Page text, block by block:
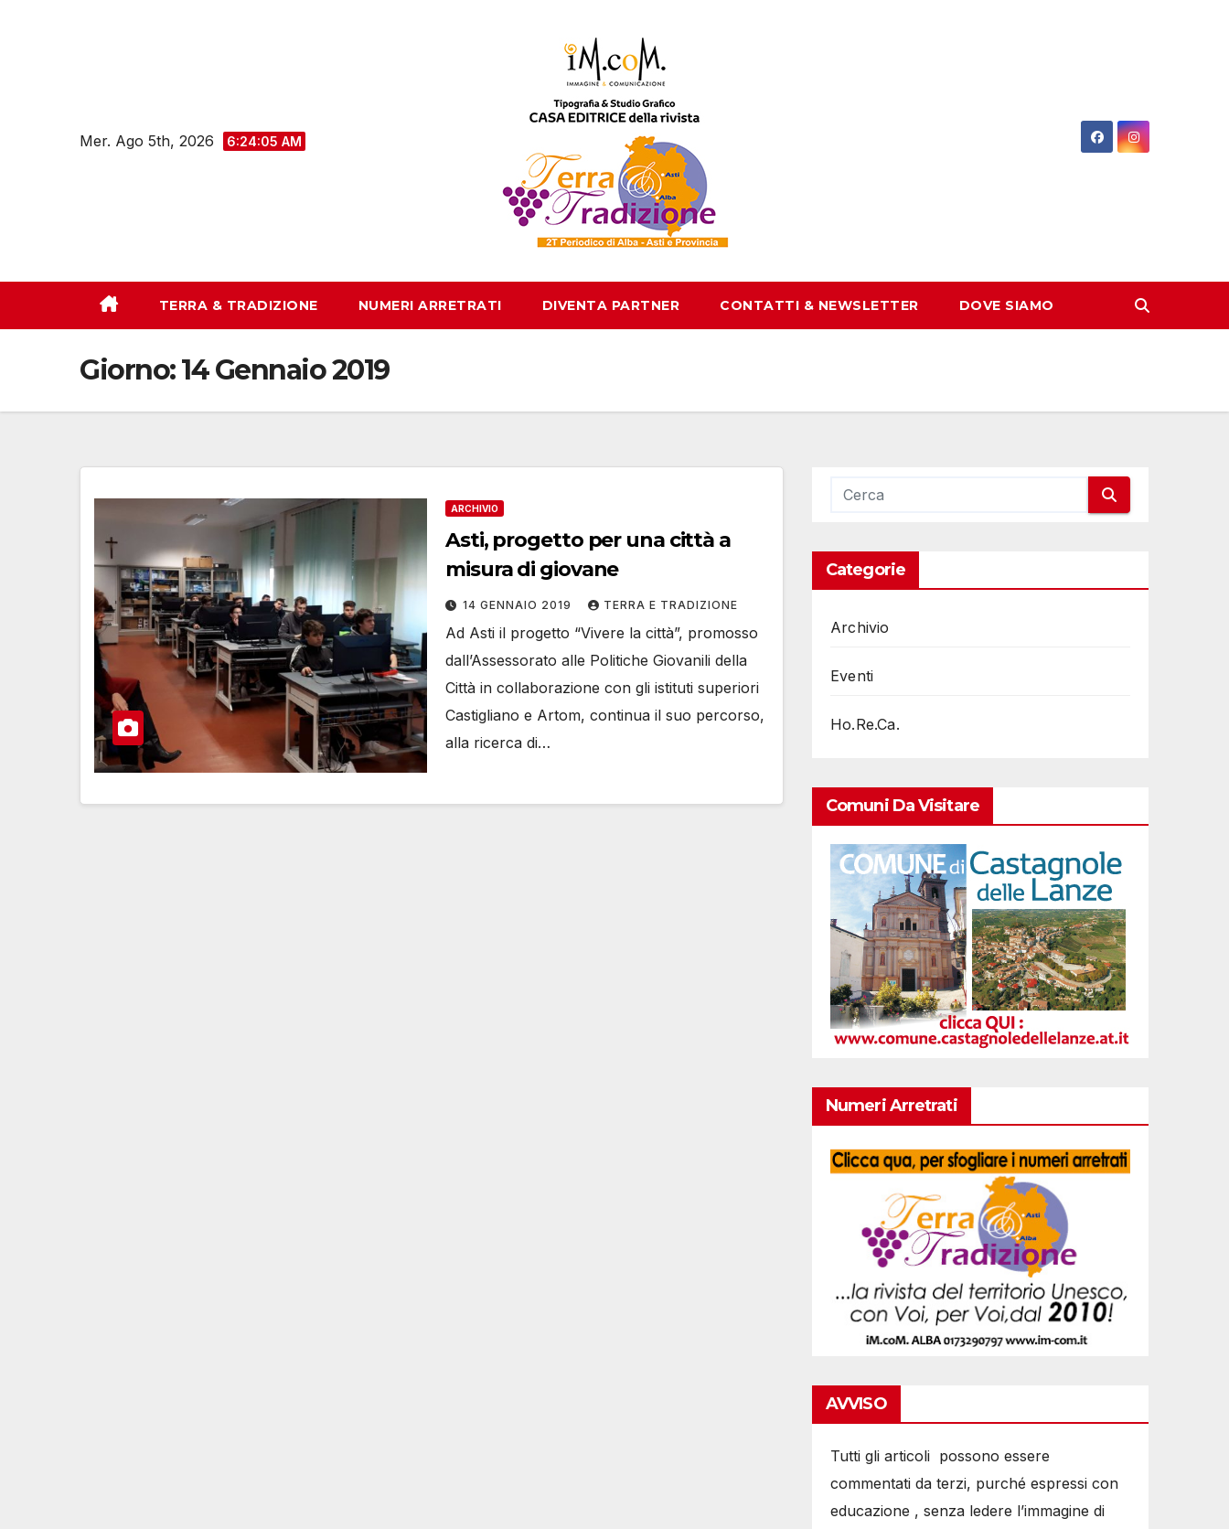
Mer. Ago 5th, 2026 6:24:06 AM
TERRA & TRADIZIONE NUMERI ARRETRATI DIVENTA PARTNER CONTATTI & NEWSLETTER DOVE SIAMO
Giorno:14 Gennaio 2019
ARCHIVIO
Asti, progetto per una città a
misura di giovane
14 GENNAIO 2019 TERRA E TRADIZIONE
Ad Asti il progetto “Vivere la città”, promosso
dall’Assessorato alle Politiche Giovanili della
Città in collaborazione con gli istituti superiori
Castigliano e Artom, continua il suo percorso,
alla ricerca di…
Categorie
Archivio
Eventi
Ho.Re.Ca.
Comuni Da Visitare
Numeri Arretrati
AVVISO
Tutti gli articoli possono essere
commentati da terzi, purché espressi con
educazione , senza ledere l’immagine di